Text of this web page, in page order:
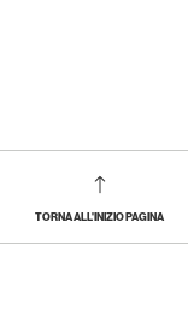
TORNA ALL'INIZIO PAGINA